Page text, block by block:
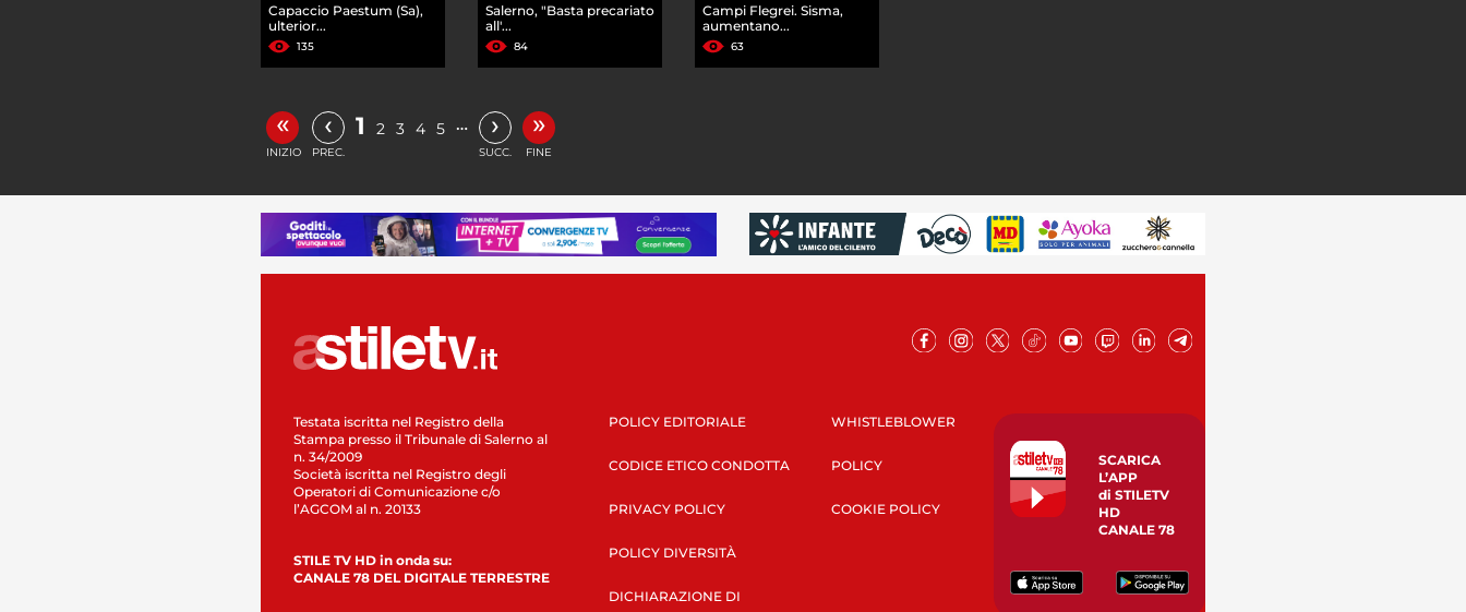
Capaccio Paestum (Sa),
ulterior...
135
Salerno, "Basta precariato
all'...
84
Campi Flegrei. Sisma,
aumentano...
63
«
INIZIO
‹
PREC.
1 2 3 4 5 … ›
SUCC.
»
FINE
Testata iscritta nel Registro della
Stampa presso il Tribunale di Salerno al
n. 34/2009
Società iscritta nel Registro degli
Operatori di Comunicazione c/o
l’AGCOM al n. 20133
STILE TV HD in onda su:
CANALE 78 DEL DIGITALE TERRESTRE
POLICY EDITORIALE
CODICE ETICO CONDOTTA
PRIVACY POLICY
POLICY DIVERSITÀ
DICHIARAZIONE DI
WHISTLEBLOWER
POLICY
COOKIE POLICY
SCARICA
L’APP
di STILETV
HD
CANALE 78